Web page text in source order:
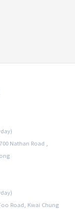
Nathan Road ,
Road, Kwai Chung